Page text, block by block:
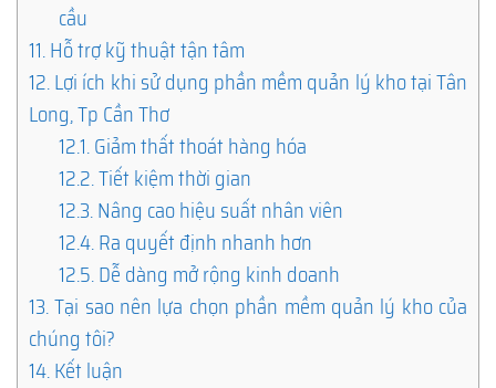
cầu
11.Hỗ trợ kỹ thuật tận tâm
12.Lợi ích khi sử dụng phần mềm quản lý kho tại Tân
Long, Tp Cần Thơ
12.1.Giảm thất thoát hàng hóa
12.2.Tiết kiệm thời gian
12.3.Nâng cao hiệu suất nhân viên
12.4.Ra quyết định nhanh hơn
12.5.Dễ dàng mở rộng kinh doanh
13.Tại sao nên lựa chọn phần mềm quản lý kho của
chúng tôi?
14.Kết luận